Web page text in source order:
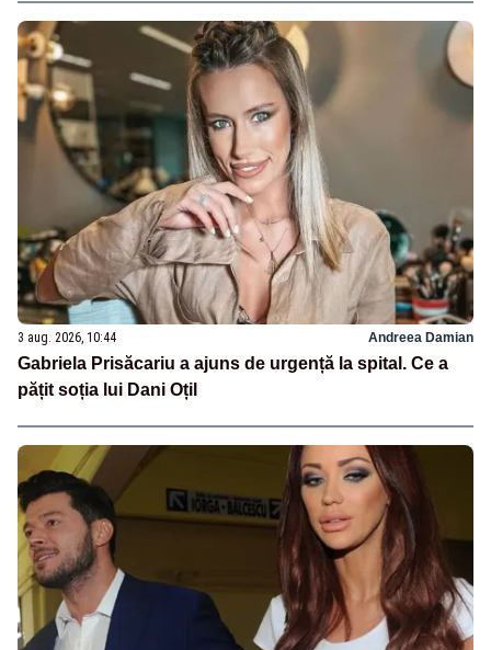
3 aug. 2026, 10:44 Andreea Damian
Gabriela Prisăcariu a ajuns de urgență la spital. Ce a
pățit soția lui Dani Oțil